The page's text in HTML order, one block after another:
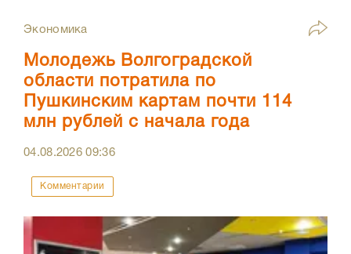
Экономика
Молодежь Волгоградской
области потратила по
Пушкинским картам почти 114
млн рублей с начала года
04.08.202609:36
Комментарии